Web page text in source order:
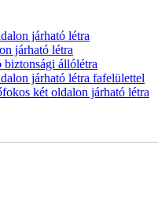
járható létra
járható létra
állólétra
járható létra fafelülettel
két oldalon járható létra